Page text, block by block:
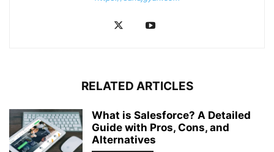
RELATED ARTICLES
What is Salesforce? A Detailed
Guide with Pros, Cons, and
Alternatives